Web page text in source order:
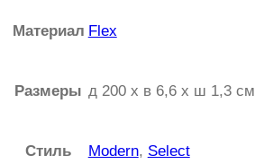
Материал Flex
Размеры д 200 x в 6,6 x ш 1,3 см
Стиль Modern, Select